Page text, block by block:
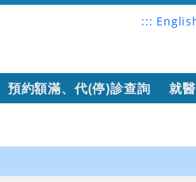
:::
預約額滿、代(停)診查詢 就